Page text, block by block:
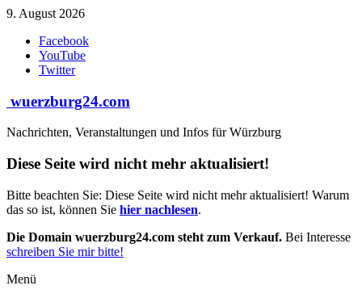
Zum
springen
9. August 2026
Facebook
YouTube
Twitter
wuerzburg24.com
Nachrichten, Veranstaltungen und Infos für Würzburg
Diese Seite wird nicht mehr aktualisiert!
Bitte beachten Sie: Diese Seite wird nicht mehr aktualisiert! Warum
das so ist, können Sie hier nachlesen.
Die Domain wuerzburg24.com steht zum Verkauf. Bei Interesse
schreiben Sie mir bitte!
Menü